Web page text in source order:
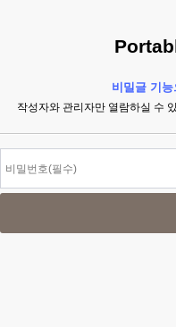
비밀글 기
작성자와 관리자만 열람하실 수